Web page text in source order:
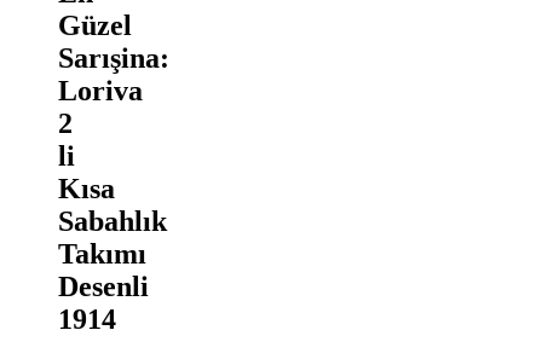
Güzel
Sarışina:
Loriva
2
li
Kısa
Sabahlık
Takımı
Desenli
1914